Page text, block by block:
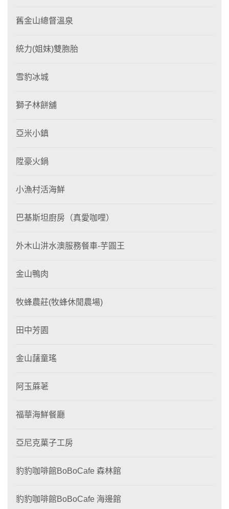
舊金山總督溫泉
統力(姐妹)雙胞胎
雪豹冰城
獅子林餅舖
亞米小鎮
陞豪火鍋
小漁村活海鮮
巴基斯坦廚房（真愛咖哩）
外木山汫水澳服務餐車-芋圓王
金山鴨肉
牧蜂農莊(牧蜂休閒農場)
田中芳園
金山藷童瑤
阿玉蔴荖
福華海鮮餐廳
亞尼克菓子工房
豹豹咖啡館BoBoCafe 森林館
豹豹咖啡館BoBoCafe 海邊館